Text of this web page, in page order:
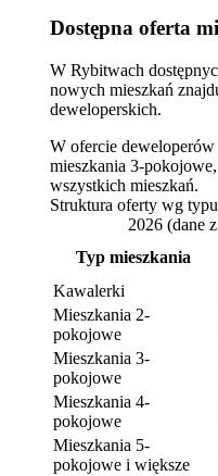
Dostępna oferta
W Rybitwach
nowych mieszkań
deweloperskich.
W ofercie
mieszkania 3-
wszystkich mieszkań.
Struktura oferty wg
2026 (dane
Typ mieszkania
Kawalerki
Mieszkania 2-
pokojowe
Mieszkania 3-
pokojowe
Mieszkania 4-
pokojowe
Mieszkania 5-
pokojowe i większe